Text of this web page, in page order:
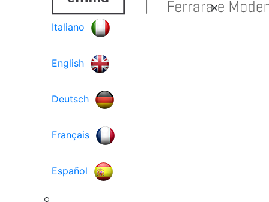
Italiano
English
Deutsch
Français
Español